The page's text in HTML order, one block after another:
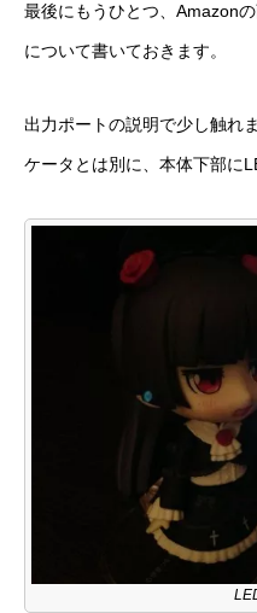
最後にもうひとつ、Amazon
について書いておきます。
出力ポートの説明で少し触れ
ケータとは別に、本体下部に